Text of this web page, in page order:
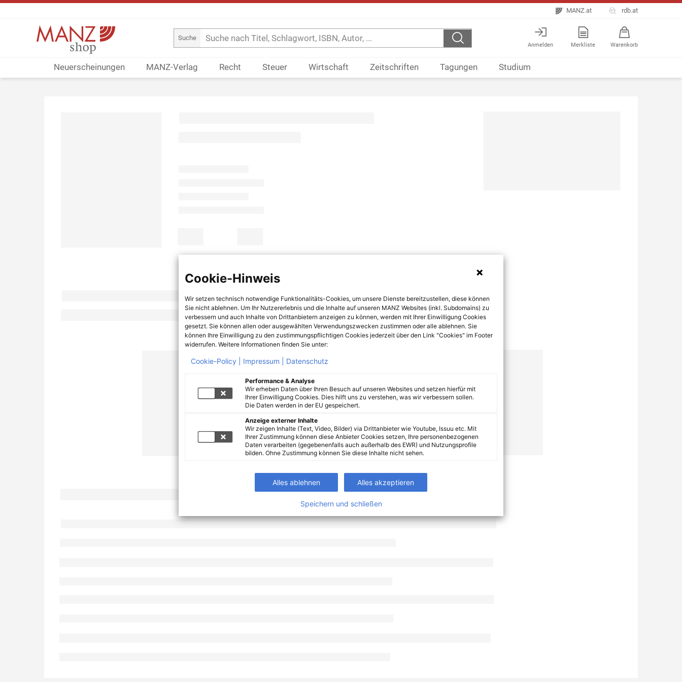
MANZ.at rdb.at
Suche
Anmelden Merkliste Warenkorb
Neuerscheinungen MANZ-Verlag Recht Steuer Wirtschaft Zeitschriften Tagungen Studium
Cookie-Hinweis
Wir setzen technisch notwendige Funktionalitäts-Cookies, um unsere Dienste bereitzustellen, diese können
Sie nicht ablehnen. Um Ihr Nutzererlebnis und die Inhalte auf unseren MANZ Websites (inkl. Subdomains) zu
verbessern und auch Inhalte von Drittanbietern anzeigen zu können, werden mit Ihrer Einwilligung Cookies
gesetzt. Sie können allen oder ausgewählten Verwendungszwecken zustimmen oder alle ablehnen. Sie
können Ihre Einwilligung zu den zustimmungspflichtigen Cookies jederzeit über den Link "Cookies" im Footer
widerrufen. Weitere Informationen finden Sie unter:
Cookie-Policy | Impressum | Datenschutz
Performance & Analyse
Wir erheben Daten über Ihren Besuch auf unseren Websites und setzen hierfür mit
Ihrer Einwilligung Cookies. Dies hilft uns zu verstehen, was wir verbessern sollen.
Die Daten werden in der EU gespeichert.
Anzeige externer Inhalte
Wir zeigen Inhalte (Text, Video, Bilder) via Drittanbieter wie Youtube, Issuu etc. Mit
Ihrer Zustimmung können diese Anbieter Cookies setzen, Ihre personenbezogenen
Daten verarbeiten (gegebenenfalls auch außerhalb des EWR) und Nutzungsprofile
bilden. Ohne Zustimmung können Sie diese Inhalte nicht sehen.
Alles ablehnen Alles akzeptieren
Speichern und schließen